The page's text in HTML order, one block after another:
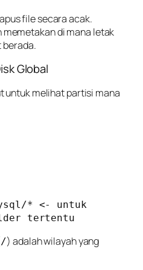
file secara acak.
di mana letak
Global
untuk melihat partisi mana
* <- untuk
tertentu
/) adalah wilayah yang